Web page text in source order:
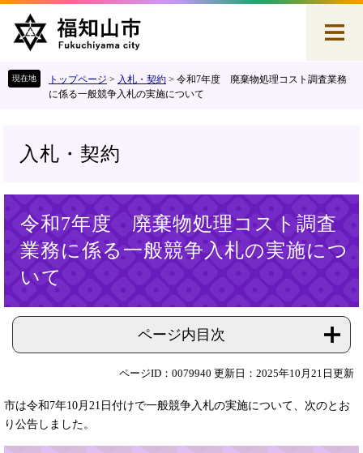
へ
トップページ > 入札・契約 > 令和7年度 廃棄物処理コスト調査業務
に係る一般競争入札の実施について
入札・契約
令和7年度 廃棄物処理コスト調査
業務に係る一般競争入札の実施につ
いて
ページ内目次
ページID：0079940 更新日：2025年10月21日更新
市は令和7年10月21日付けで一般競争入札の実施について、次のとお
り公告しました。